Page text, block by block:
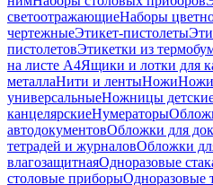
светоотражающиеНаборы
чертежныеЭтикет-пистолеты
пистолетовЭтикетки из
на листе А4Ящики и лотки для
металлаНити и лентыНожиНожи
универсальныеНожницы
канцелярскиеНумераторы
автодокументовОбложки для
тетрадей и журналовОбложки
влагозащитнаяОдноразовые
столовые приборыОдноразовые